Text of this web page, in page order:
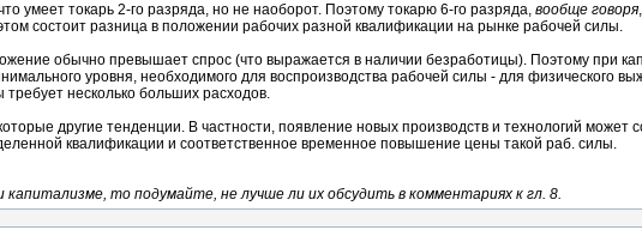
умеет токарь 2-го разряда, но не наоборот. Поэтому токарю 6-го разряда, вообще говоря
состоит разница в положении рабочих разной квалификации на рынке рабочей силы.
обычно превышает спрос (что выражается в наличии безработицы). Поэтому при
уровня, необходимого для воспроизводства рабочей силы - для физического
несколько больших расходов.
другие тенденции. В частности, появление новых производств и технологий может
квалификации и соответственное временное повышение цены такой раб. силы.
то подумайте, не лучше ли их обсудить в комментариях к гл. 8.